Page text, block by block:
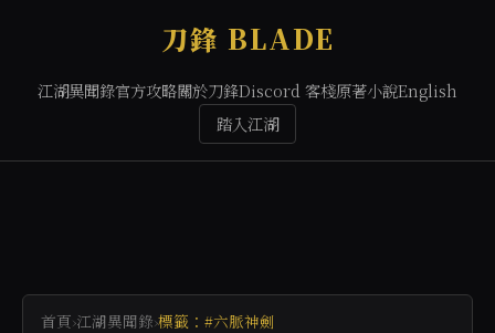
刀鋒 BLADE
江湖異聞錄官方攻略關於刀鋒Discord 客棧原著小說English
踏入江湖
首頁›江湖異聞錄›標籤：#六脈神劍